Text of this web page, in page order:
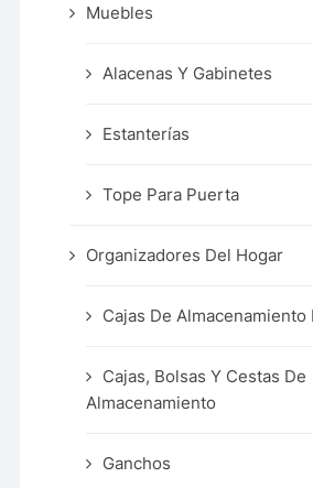
Muebles
Alacenas Y Gabinetes
Estanterías
Tope Para Puerta
Organizadores Del Hogar
Cajas De Almacenamiento
Cajas, Bolsas Y Cestas De
Almacenamiento
Ganchos